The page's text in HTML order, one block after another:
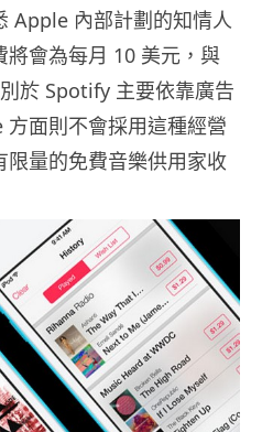
Apple 內部計劃的知情人
會為每月 10 美元，與
於 Spotify 主要依靠廣告
面則不會採用這種經營
量的免費音樂供用家收